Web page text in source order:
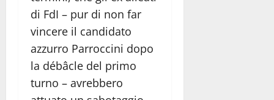
di FdI – pur di non far
vincere il candidato
azzurro Parroccini dopo
la débâcle del primo
turno – avrebbero